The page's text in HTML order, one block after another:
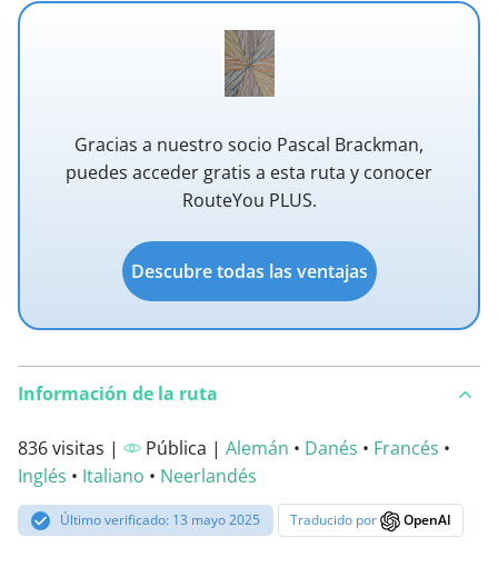
Gracias a nuestro socio Pascal Brackman,
puedes acceder gratis a esta ruta y conocer
RouteYou PLUS.
Descubre todas las ventajas
Información de la ruta
836 visitas | Pública | Alemán • Danés • Francés •
Inglés • Italiano • Neerlandés
Último verificado: 13 mayo 2025 Traducido por OpenAI